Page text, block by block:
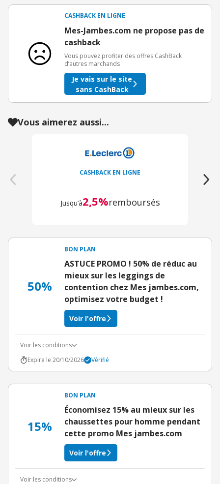
3€ de bienvenue crédités immédiatement + 1€ supplémentaire
Offre réservée à une toute première inscription chez eBuyClub.
CASHBACK EN LIGNE
Mes-Jambes.com ne propose pas de
cashback
Vous pouvez profiter des offres CashBack
d’autres marchands
Je vais sur le site
sans CashBack
Vous aimerez aussi...
CASHBACK EN LIGNE
Jusqu’à2,5%remboursés
50%
BON PLAN
ASTUCE PROMO ! 50% de réduc au
mieux sur les leggings de
contention chez Mes jambes.com,
optimisez votre budget !
Voir l'offre
Voir les conditions
Expire le 20/10/2026
Vérifié
15%
BON PLAN
Économisez 15% au mieux sur les
chaussettes pour homme pendant
cette promo Mes jambes.com
Voir l'offre
Voir les conditions